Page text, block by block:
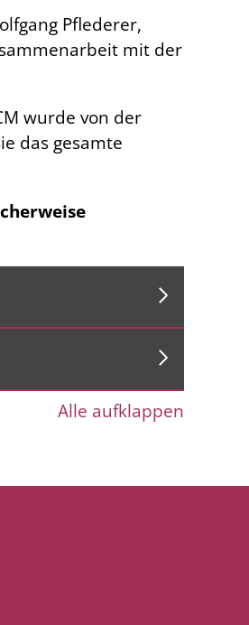
Pflederer,
mit der
wurde von der
das gesamte
Alle aufklappen